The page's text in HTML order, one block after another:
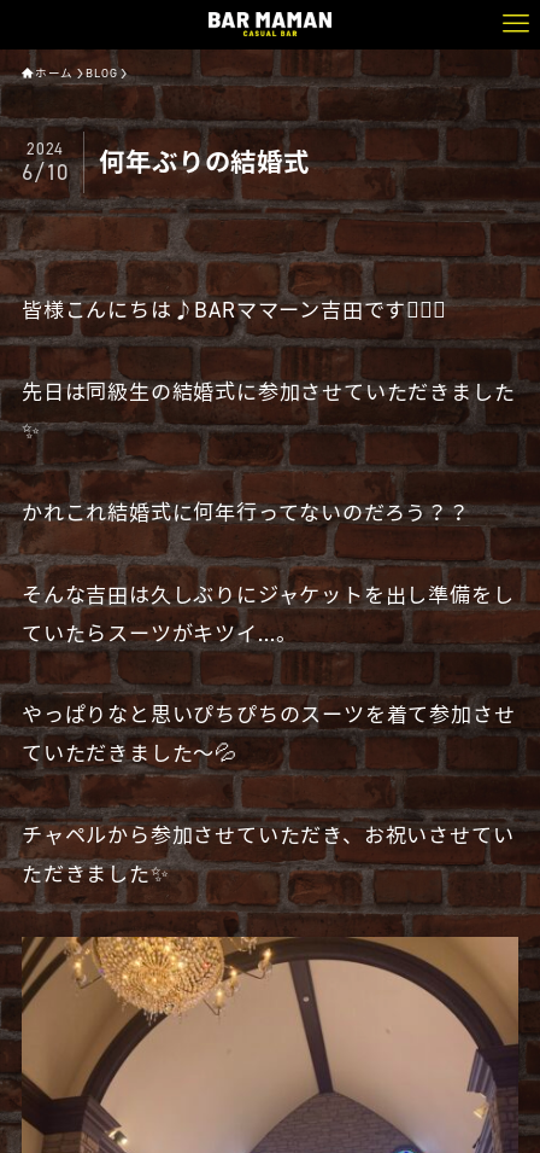
ホーム BLOG
何年ぶりの結婚式
2024
6/10
皆様こんにちは♪BARママーン吉田です🧔🏻‍♂️
先日は同級生の結婚式に参加させていただきました
✨
かれこれ結婚式に何年行ってないのだろう？？
そんな吉田は久しぶりにジャケットを出し準備をし
ていたらスーツがキツイ…。
やっぱりなと思いぴちぴちのスーツを着て参加させ
ていただきました〜💦
チャペルから参加させていただき、お祝いさせてい
ただきました✨